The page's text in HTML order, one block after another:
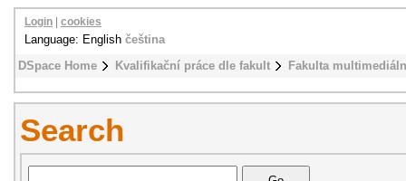
DSpace Home Kvalifikační práce dle fakult Fakulta
Login cookies
Language: English čeština
Search